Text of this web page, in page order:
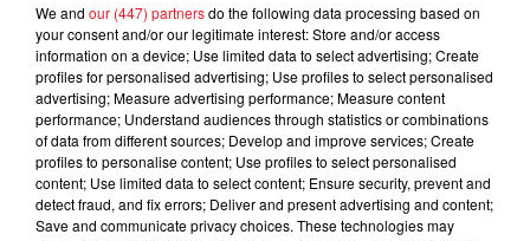
We and our (447) partnersdo the following data processing based on
your consent and/or our legitimate interest: Store and/or access
information on a device; Use limited data to select advertising; Create
profiles for personalised advertising; Use profiles to select personalised
advertising; Measure advertising performance; Measure content
performance; Understand audiences through statistics or combinations
of data from different sources; Develop and improve services; Create
profiles to personalise content; Use profiles to select personalised
content; Use limited data to select content; Ensure security, prevent and
detect fraud, and fix errors; Deliver and present advertising and content;
Save and communicate privacy choices. These technologies may